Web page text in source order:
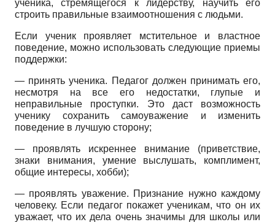
ученика, стремящегося к лидерству, научить его
строить правильные взаимоотношения с людьми.
Если ученик проявляет мстительное и властное
поведение, можно использовать следующие приемы
поддержки:
— принять ученика. Педагог должен принимать его,
несмотря на все его недостатки, глупые и
неправильные проступки. Это даст возможность
ученику сохранить самоуважение и изменить
поведение в лучшую сторону;
— проявлять искреннее внимание (приветствие,
знаки внимания, умение выслушать, комплимент,
общие интересы, хобби);
— проявлять уважение. Признание нужно каждому
человеку. Если педагог покажет ученикам, что он их
уважает, что их дела очень значимы для школы или